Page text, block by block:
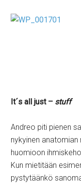
It´s all just – stuff
Andreo piti pienen
nykyinen
huomioon
Kun mietitään
pystytäänkö